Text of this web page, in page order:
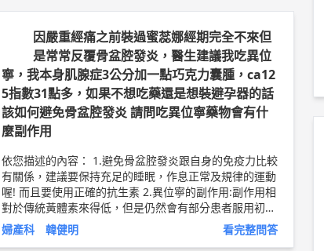
藥大學新竹附設醫院 婦產科 主治醫師 蘇聖淵 醫師簡介
http://bit.ly/2Lo47qp
因嚴重經痛之前裝過蜜蕊娜經期完全不來但
是常常反覆骨盆腔發炎，醫生建議我吃異位
寧，我本身肌腺症3公分加一點巧克力囊腫，ca12
5指數31點多，如果不想吃藥還是想裝避孕器的話
該如何避免骨盆腔發炎 請問吃異位寧藥物會有什
麼副作用
依您描述的內容： 1.避免骨盆腔發炎跟自身的免疫力比較
有關係，建議要保持充足的睡眠，作息正常及規律的運動
喔! 而且要使用正確的抗生素 2.異位寧的副作用:副作用相
對於傳統黃體素來得低，但是仍然會有部分患者服用初期
有滴滴答答出血，長痘痘，體重略為增加（水腫）以及大
約1/10患者會出現程度不等的頭痛 3. 其實蜜蕊娜有抗炎
婦產科 韓健明 看完整問答